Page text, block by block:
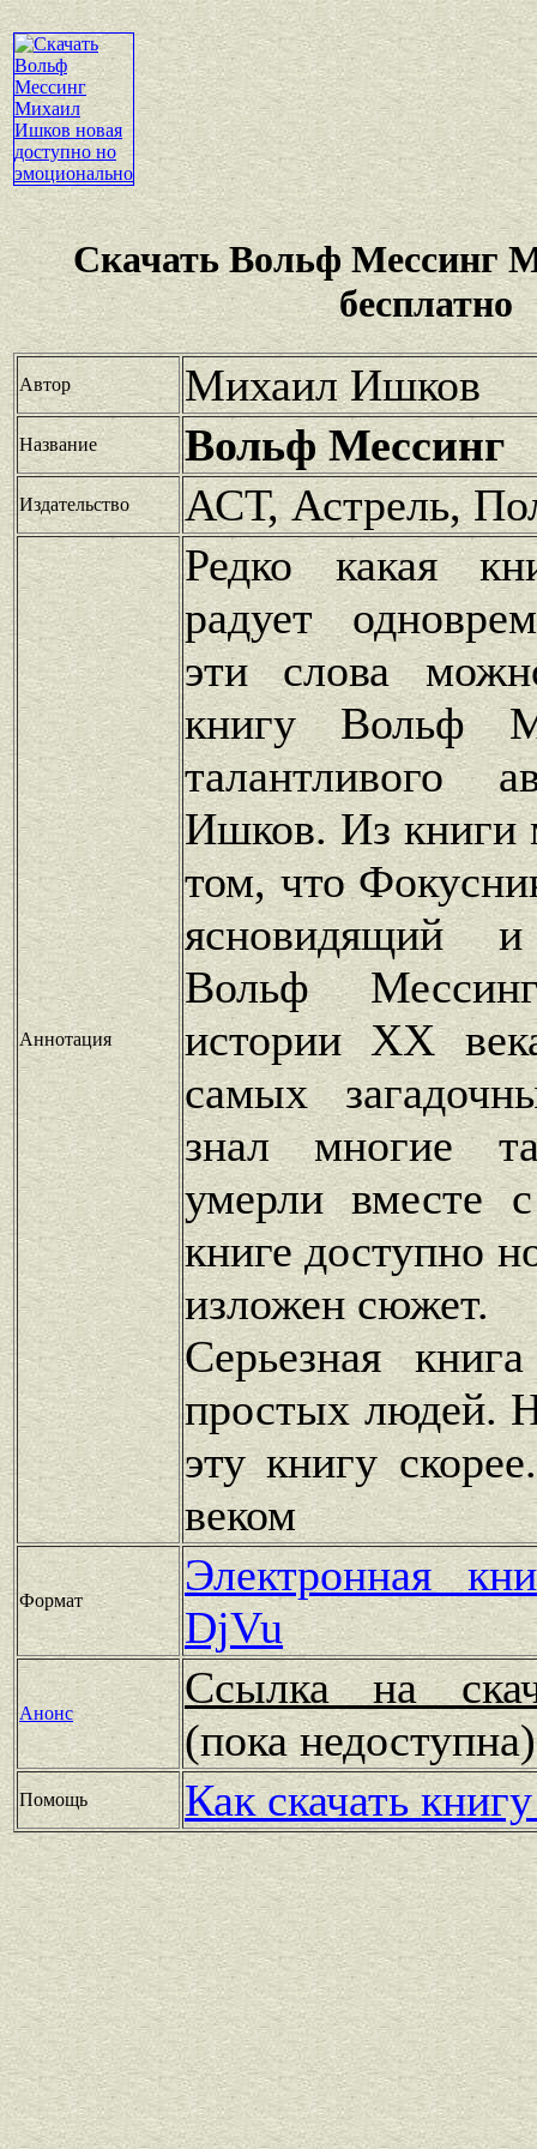
Скачать Вольф Мессинг
бесплатно
Автор Михаил Ишков
Название Вольф Мессинг
Издательство АСТ, Астрель,
Аннотация
Редко какая
радует
эти слова
книгу Вольф
талантливого
Ишков. Из книги
том, что
ясновидящий и
Вольф
истории XX
самых
знал многие
умерли вместе
книге доступно
изложен сюжет.
Серьезная
простых людей.
эту книгу
веком
Формат
Электронная
DjVu
Анонс
Ссылка на
(пока
Помощь Как скачать